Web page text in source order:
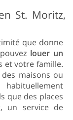
St. Moritz,
que donne
louer un
et votre famille.
maisons ou
que des places
un service de